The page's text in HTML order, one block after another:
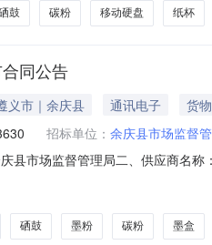
鼓 碳粉 移动硬盘 纸杯
同公告
义市｜余庆县 通讯电子
货物
招标单位： 余庆县市场监督
县市场监督管理局二、供应商名
1.001001002格之格CF501A硒鼓
硒鼓 墨粉 碳粉 墨盒